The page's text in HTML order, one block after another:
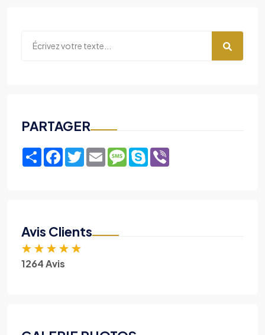
PARTAGER
ShareFacebook
TwitterEmailMessage
Skype
Avis Clients
★ ★ ★ ★ ★
1264 Avis